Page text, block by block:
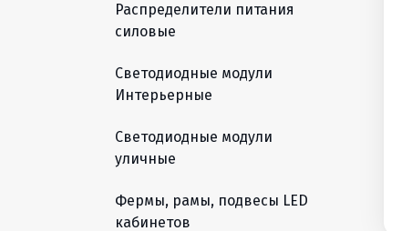
Распределители питания
силовые
Светодиодные модули
Интерьерные
Светодиодные модули
уличные
Фермы, рамы, подвесы LED
кабинетов